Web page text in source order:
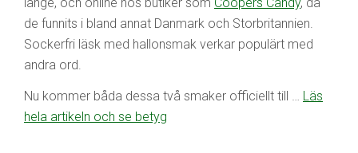
de funnits i bland annat Danmark och Storbritannien.
Sockerfri läsk med hallonsmak verkar populärt med
andra ord.
Nu kommer båda dessa två smaker officiellt till … Läs
hela artikeln och se betyg